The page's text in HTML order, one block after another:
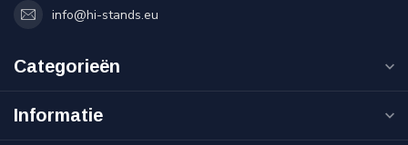
info@hi-stands.eu
Categorieën
Informatie